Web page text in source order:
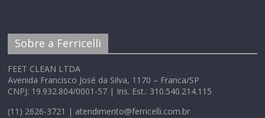
Sobre a Ferricelli
FEET CLEAN LTDA
Avenida Francisco José da Silva, 1170 – Franca/SP
CNPJ: 19.932.804/0001-57 | Ins. Est.: 310.540.214.115
(11) 2626-3721 | atendimento@ferricelli.com.br